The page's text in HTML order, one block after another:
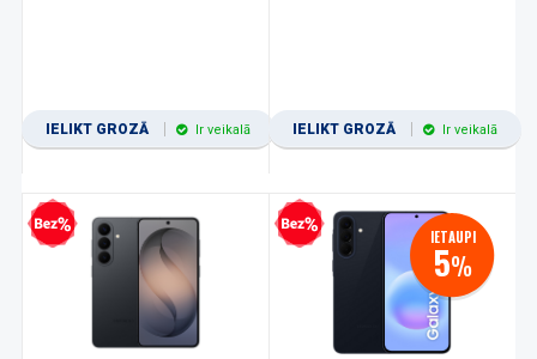
IELIKT GROZĀ Ir veikalā IELIKT GROZĀ Ir veikalā
kredīts Bezprocentu kredīts IETAUPI
5%